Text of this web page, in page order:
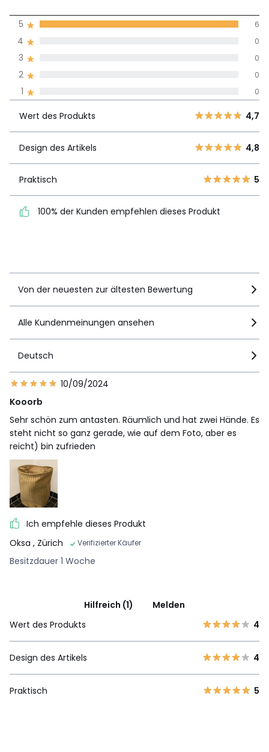
5
(6)
4
Wert des
4,8
100% der Kunden
1 0
2 0
3 0
4 0
5 6
Wert des Produkts 4,7
Design des Artikels 4,8
Praktisch 5
100% der Kunden empfehlen dieses Produkt
Von der neuesten zur ältesten Bewertung
Alle Kundenmeinungen ansehen
Deutsch
10/09/2024
Kooorb
Sehr schön zum antasten. Räumlich und hat zwei Hände. Es
steht nicht so ganz gerade, wie auf dem Foto, aber es
reicht) bin zufrieden
Ich empfehle dieses Produkt
Oksa , Zürich Verifizierter Käufer
Besitzdauer 1 Woche
Hilfreich (1)
Melden
Wert des Produkts
4
Design des Artikels 4
Praktisch 5